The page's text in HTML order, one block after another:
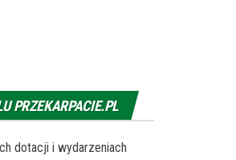
PRZEKARPACIE.PL
dotacji i wydarzeniach